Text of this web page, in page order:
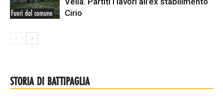
Fuori dal comune
Cirio
STORIA DI BATTIPAGLIA